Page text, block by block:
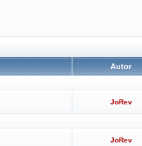
Autor
JoRev
JoRev